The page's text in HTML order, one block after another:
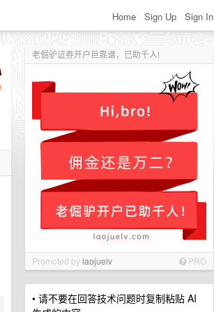
Home Sign Up Sign In
老倔驴证券开户巨靠谱，已助千人!
Promoted bylaojuelv PRO
• 请不要在回答技术问题时复制粘贴 AI